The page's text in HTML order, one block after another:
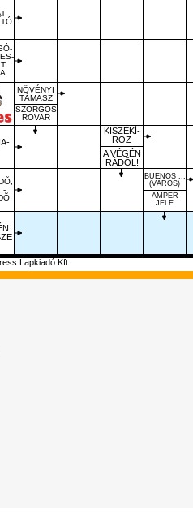
NÖVÉNYI
TÁMASZ
SZORGOS
ROVAR
KISZEKÍ-
ROZ
A VÉGÉN
RÁDÕL!
BUENOS ...
(VÁROS)
AMPER
JELE
Lapkiadó Kft.